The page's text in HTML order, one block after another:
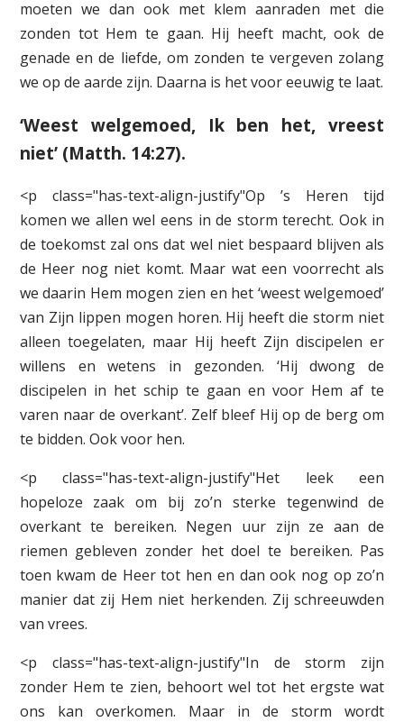
moeten we dan ook met klem aanraden met die
zonden tot Hem te gaan. Hij heeft macht, ook de
genade en de liefde, om zonden te vergeven zolang
we op de aarde zijn. Daarna is het voor eeuwig te laat.
‘Weest welgemoed, Ik ben het, vreest
niet’ (Matth. 14:27).
<p class="has-text-align-justify"Op ’s Heren tijd
komen we allen wel eens in de storm terecht. Ook in
de toekomst zal ons dat wel niet bespaard blijven als
de Heer nog niet komt. Maar wat een voorrecht als
we daarin Hem mogen zien en het ‘weest welgemoed’
van Zijn lippen mogen horen. Hij heeft die storm niet
alleen toegelaten, maar Hij heeft Zijn discipelen er
willens en wetens in gezonden. ‘Hij dwong de
discipelen in het schip te gaan en voor Hem af te
varen naar de overkant’. Zelf bleef Hij op de berg om
te bidden. Ook voor hen.
<p class="has-text-align-justify"Het leek een
hopeloze zaak om bij zo’n sterke tegenwind de
overkant te bereiken. Negen uur zijn ze aan de
riemen gebleven zonder het doel te bereiken. Pas
toen kwam de Heer tot hen en dan ook nog op zo’n
manier dat zij Hem niet herkenden. Zij schreeuwden
van vrees.
<p class="has-text-align-justify"In de storm zijn
zonder Hem te zien, behoort wel tot het ergste wat
ons kan overkomen. Maar in de storm wordt